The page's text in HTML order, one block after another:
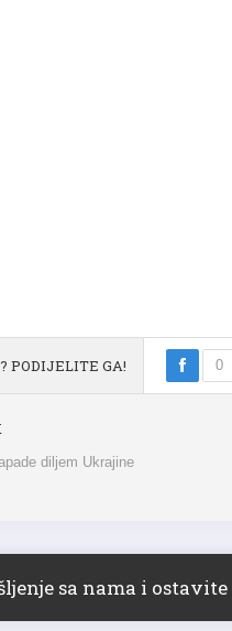
PODIJELITE GA! 0
diljem Ukrajine
sa nama i